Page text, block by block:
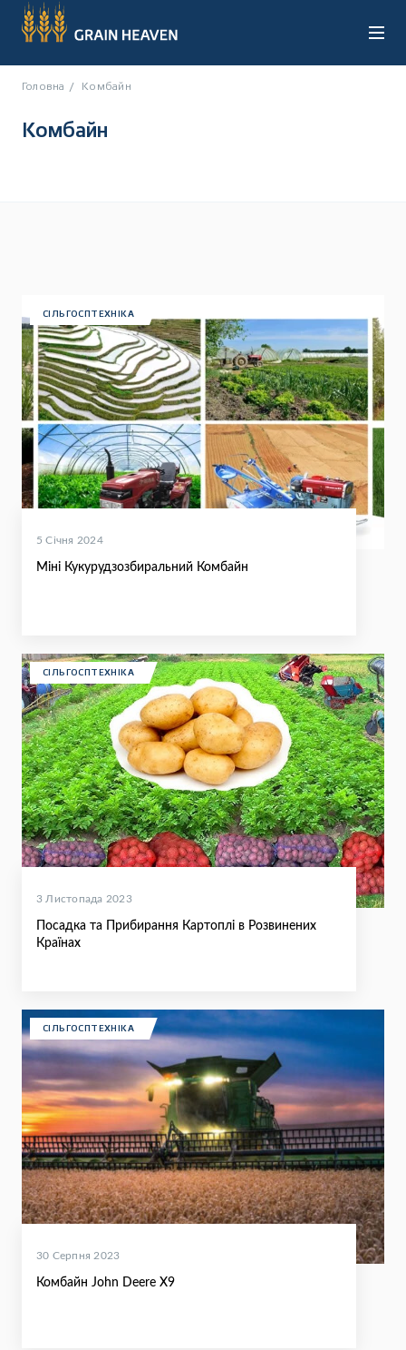
Головна Комбайн
Комбайн
СІЛЬГОСПТЕХНІКА
5 Січня 2024
Міні Кукурудзозбиральний Комбайн
СІЛЬГОСПТЕХНІКА
3 Листопада 2023
Посадка та Прибирання Картоплі в Розвинених
Країнах
СІЛЬГОСПТЕХНІКА
30 Серпня 2023
Комбайн John Deere X9